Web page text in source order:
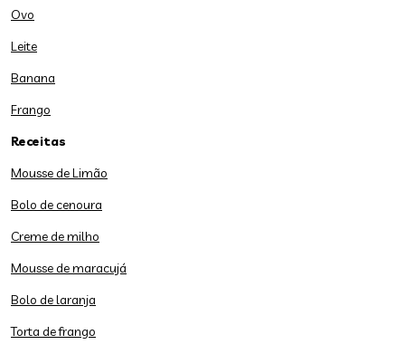
Ovo
Leite
Banana
Frango
Receitas
Mousse de Limão
Bolo de cenoura
Creme de milho
Mousse de maracujá
Bolo de laranja
Torta de frango